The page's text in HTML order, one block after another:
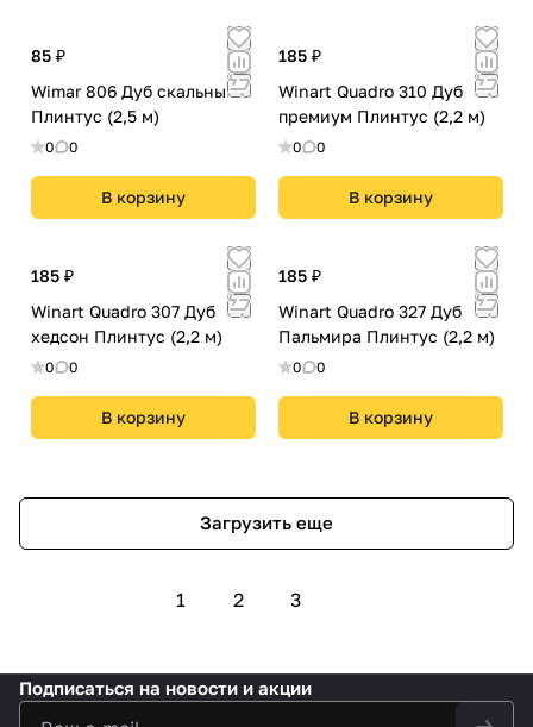
85 ₽
Wimar 806 Дуб скальный
Плинтус (2,5 м)
0 0
В корзину
185 ₽
Winart Quadro 310 Дуб
премиум Плинтус (2,2 м)
0 0
В корзину
185 ₽
Winart Quadro 307 Дуб
хедсон Плинтус (2,2 м)
0 0
В корзину
185 ₽
Winart Quadro 327 Дуб
Пальмира Плинтус (2,2 м)
0 0
В корзину
Загрузить еще
1 2 3
Подписаться на новости и акции